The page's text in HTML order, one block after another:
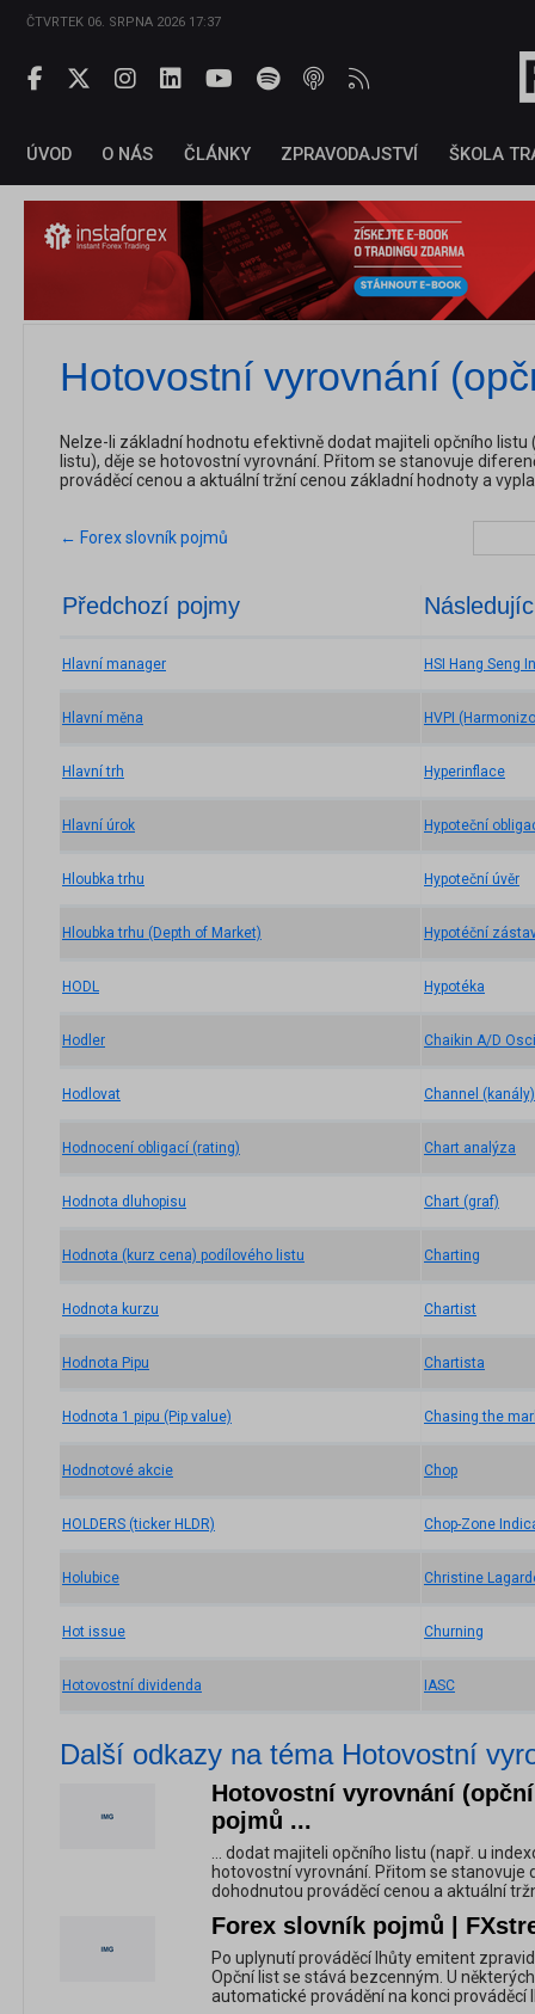
ČTVRTEK 06. SRPNA 2026 17:37
ÚVOD O NÁS ČLÁNKY ZPRAVODAJSTVÍ ŠKOLA
Hotovostní vyrovnání
Nelze-li základní hodnotu efektivně dodat majiteli opčního listu
listu), děje se hotovostní vyrovnání. Přitom se stanovuje
prováděcí cenou a aktuální tržní cenou základní hodnoty a
← Forex slovník pojmů
Předchozí pojmy
Hlavní manager
Hlavní měna
Hlavní trh
Hlavní úrok
Hloubka trhu
Hloubka trhu (Depth of Market)
HODL
Hodler
Hodlovat
Hodnocení obligací (rating)
Hodnota dluhopisu
Hodnota (kurz cena) podílového listu
Hodnota kurzu
Hodnota Pipu
Hodnota 1 pipu (Pip value)
Hodnotové akcie
HOLDERS (ticker HLDR)
Holubice
Hot issue
Hotovostní dividenda
HSI Hang Seng
HVPI
Hyperinflace
Hypoteční
Hypoteční úvěr
Hypotéční
Hypotéka
Chaikin A/D
Channel (kanály)
Chart analýza
Chart (graf)
Charting
Chartist
Chartista
Chasing the
Chop
Chop-Zone
Christine
Churning
IASC
Další odkazy na téma Hotovostní
Hotovostní vyrovnání
pojmů ...
... dodat majiteli opčního listu (např. u
hotovostní vyrovnání. Přitom se
dohodnutou prováděcí cenou a aktuální
Forex slovník pojmů |
Po uplynutí prováděcí lhůty emitent
Opční list se stává bezcenným. U
automatické provádění na konci prováděcí